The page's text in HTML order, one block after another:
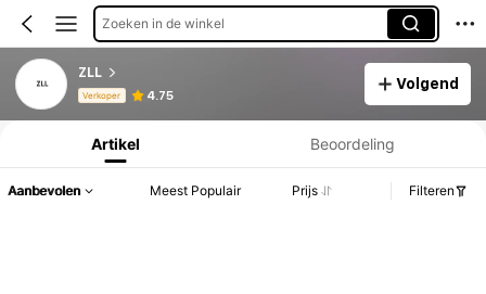
Zoeken in de winkel
ZLL
Verkoper 4.75
Volgend
Productinformatie: Prijsopenbaring, Verkoop- en Voorraadgegevens.
Artikel Beoordeling
Aanbevolen Meest Populair Prijs Filteren